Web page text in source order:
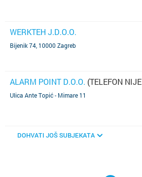
WERKTEH J.D.O.O.
Bijenik 74, 10000 Zagreb
ALARM POINT D.O.O. (TELEFON
Ulica Ante Topić - Mimare 11
DOHVATI JOŠ SUBJEKATA